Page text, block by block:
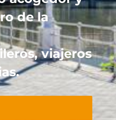
de la
viajeros